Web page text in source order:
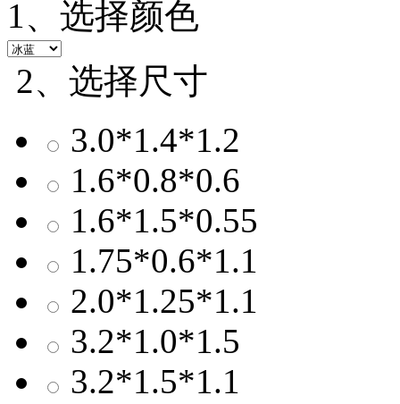
1、选择颜色
2、选择尺寸
3.0*1.4*1.2
1.6*0.8*0.6
1.6*1.5*0.55
1.75*0.6*1.1
2.0*1.25*1.1
3.2*1.0*1.5
3.2*1.5*1.1